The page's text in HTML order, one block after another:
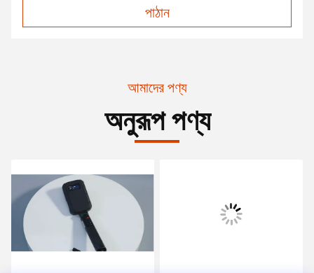
পাঠান
আমাদের পণ্য
অনুরূপ পণ্য